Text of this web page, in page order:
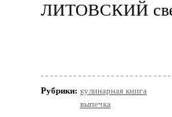
ЛИТОВСКИЙ
Рубрики: кулинарная книга
выпечка